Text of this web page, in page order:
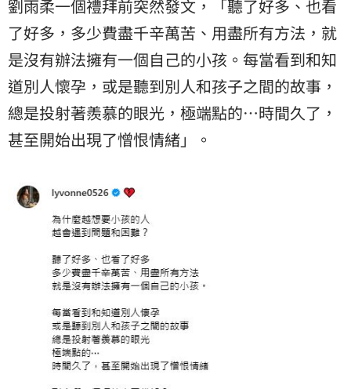
劉雨柔一個禮拜前突然發文，「聽了好多、也看
了好多，多少費盡千辛萬苦、用盡所有方法，就
是沒有辦法擁有一個自己的小孩。每當看到和知
道別人懷孕，或是聽到別人和孩子之間的故事，
總是投射著羨慕的眼光，極端點的⋯時間久了，
甚至開始出現了憎恨情緒」。